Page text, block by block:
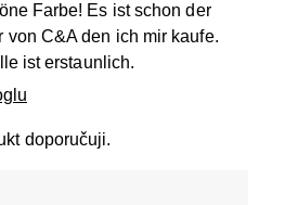
Farbe! Es ist schon der
von C&A den ich mir kaufe.
ist erstaunlich.
doporučuji.